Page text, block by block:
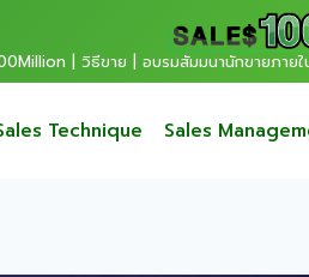
| วิธีขาย | อบรมสัมมนานักขายภาย
Technique Sales